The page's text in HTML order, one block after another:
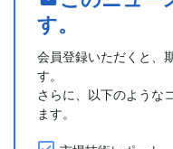
は5万3,990ドルから。
て、インテリア....
す。
会員登録いただくと、
す。
さらに、以下のような
ます。